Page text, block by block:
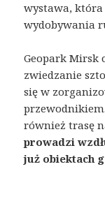
wystawa,
wydobywania
Geopark Mirsk
zwiedzanie
się w
również trasę
prowadzi
już obiektach